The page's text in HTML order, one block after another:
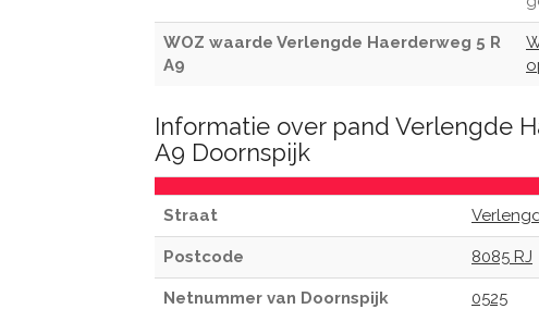
WOZ waarde Verlengde Haerderweg 5 R
A9
Informatie over pand Verlengde
A9 Doornspijk
Straat
Postcode 8085 RJ
Netnummer van Doornspijk 0525